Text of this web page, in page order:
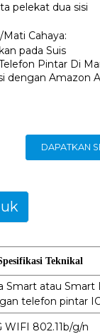
pelekat dua sisi
Cahaya:
pada Suis
Pintar Di
dengan Amazon
DAPATKAN
Teknikal
Smart atau Smart
telefon pintar
WIFI 802.11b/g/n